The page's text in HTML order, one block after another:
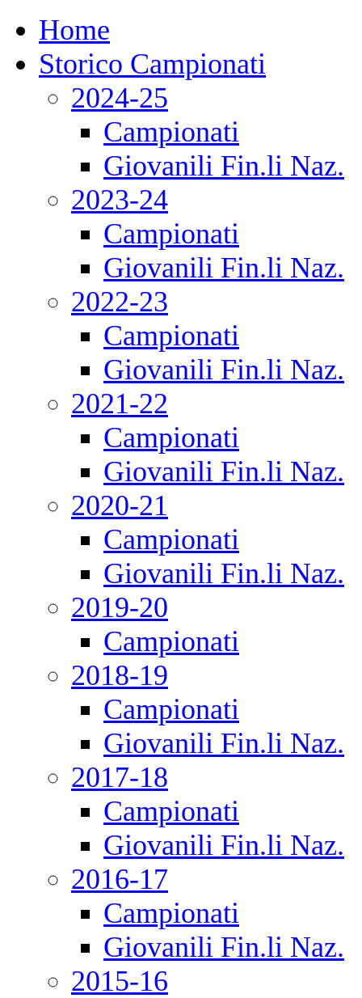
Home
Storico Campionati
2024-25
Campionati
Giovanili Fin.li Naz.
2023-24
Campionati
Giovanili Fin.li Naz.
2022-23
Campionati
Giovanili Fin.li Naz.
2021-22
Campionati
Giovanili Fin.li Naz.
2020-21
Campionati
Giovanili Fin.li Naz.
2019-20
Campionati
2018-19
Campionati
Giovanili Fin.li Naz.
2017-18
Campionati
Giovanili Fin.li Naz.
2016-17
Campionati
Giovanili Fin.li Naz.
2015-16